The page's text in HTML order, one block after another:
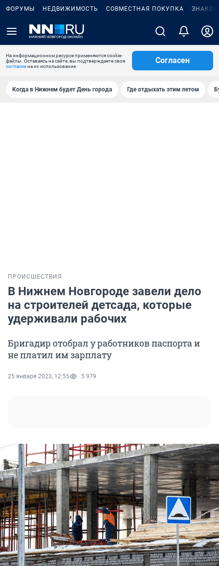
ФОРУМЫ НЕДВИЖИМОСТЬ СОВМЕСТНАЯ ПОКУПКА
На информационном ресурсе применяются cookie-
файлы. Оставаясь на сайте, вы подтверждаете свое
согласиена их использование.
Согласен
Когда в Нижнем будет День города Где отдыхать этим летом
ПРОИСШЕСТВИЯ
В Нижнем Новгороде завели дело
на строителей детсада, которые
удерживали рабочих
Бригадир отобрал у работников паспорта и
не платил им зарплату
25 января 2023, 12:55 5 979